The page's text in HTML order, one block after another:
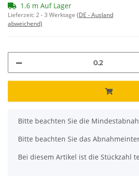
1.6 m Auf Lager
Lieferzeit:2 - 3 Werktage (DE - Ausland
abweichend)
x
Bitte beachten Sie die
Bitte beachten Sie das
Bei diesem Artikel ist die Stückzahl